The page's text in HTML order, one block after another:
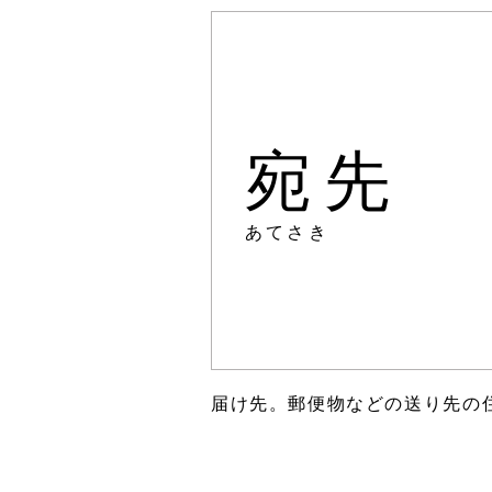
宛先
あてさき
届け先。郵便物などの送り先の